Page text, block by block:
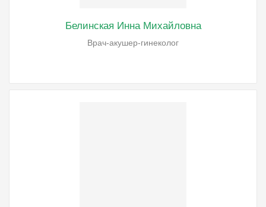
Белинская Инна Михайловна
Врач-акушер-гинеколог